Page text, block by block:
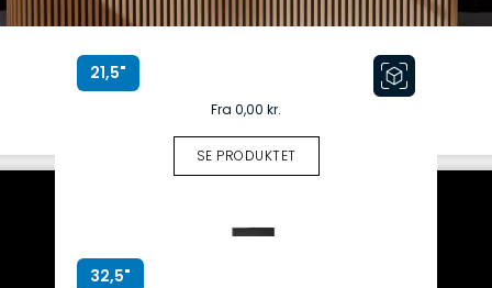
21,5"
Fra 0,00 kr.
SE PRODUKTET
32,5"